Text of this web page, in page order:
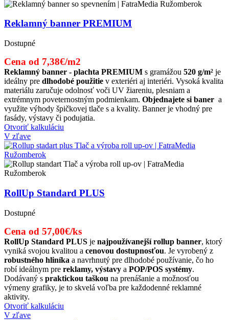
Reklamný banner PREMIUM
Dostupné
Cena od 7,38€/m2
Reklamný banner - plachta PREMIUM s gramážou 520 g/m² je
ideálny pre dlhodobé použitie v exteriéri aj interiéri. Vysoká kvalita
materiálu zaručuje odolnosť voči UV žiareniu, plesniam a
extrémnym poveternostným podmienkam. Objednajete si baner a
využite výhody špičkovej tlače s a kvality. Banner je vhodný pre
fasády, výstavy či podujatia.
Otvoriť kalkuláciu
V zľave
RollUp Standard PLUS
Dostupné
Cena od 57,00€/ks
RollUp Standard PLUS je najpoužívanejší rollup banner, ktorý
vyniká svojou kvalitou a cenovou dostupnosťou. Je vyrobený z
robustného hliníka a navrhnutý pre dlhodobé používanie, čo ho
robí ideálnym pre reklamy, výstavy a POP/POS systémy.
Dodávaný s praktickou taškou na prenášanie a možnosťou
výmeny grafiky, je to skvelá voľba pre každodenné reklamné
aktivity.
Otvoriť kalkuláciu
V zľave